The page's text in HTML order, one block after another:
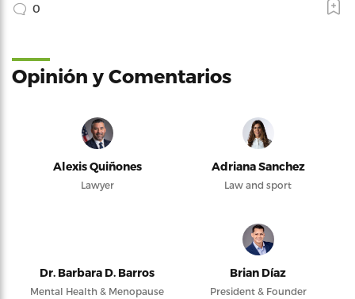
0
Opinión y Comentarios
Alexis Quiñones
Lawyer
Adriana Sanchez
Law and sport
Dr. Barbara D. Barros
Mental Health & Menopause
Brian Díaz
President & Founder